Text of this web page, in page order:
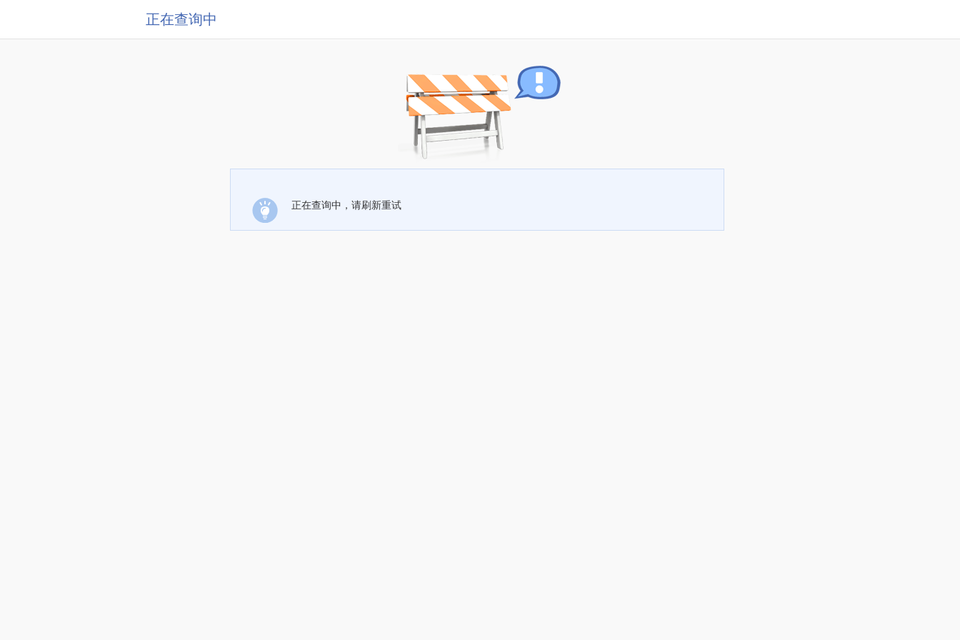
正在查询中
正在查询中，请刷新重试